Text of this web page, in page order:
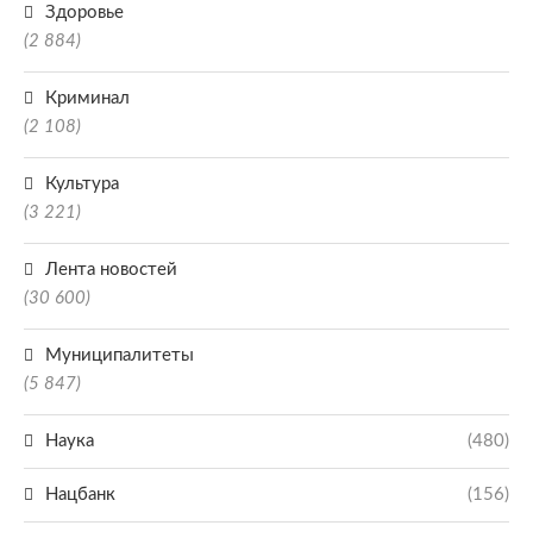
Здоровье
(2 884)
Криминал
(2 108)
Культура
(3 221)
Лента новостей
(30 600)
Муниципалитеты
(5 847)
Наука (480)
Нацбанк (156)